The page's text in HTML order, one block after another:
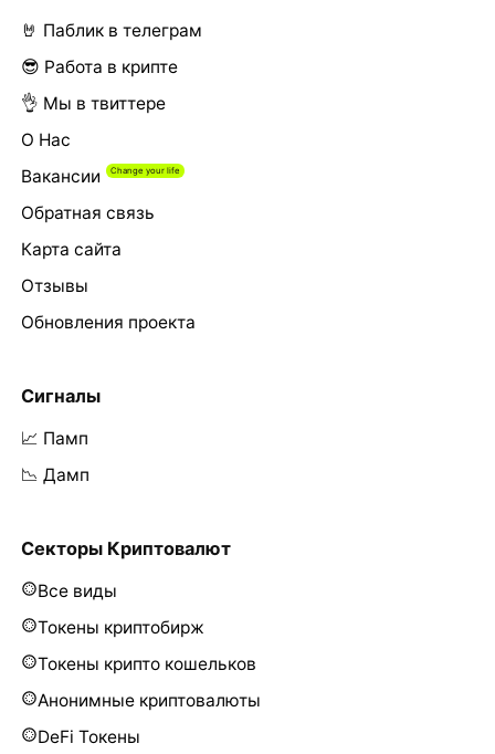
🤘 Паблик в телеграм
😎 Работа в крипте
👌 Мы в твиттере
О Нас
Вакансии
Обратная связь
Карта сайта
Отзывы
Обновления проекта
Сигналы
📈 Памп
📉 Дамп
Секторы Криптовалют
Все виды
Токены криптобирж
Токены крипто кошельков
Анонимные криптовалюты
DeFi Токены